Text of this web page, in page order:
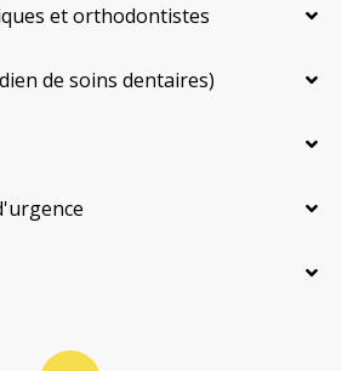
et orthodontistes
de soins dentaires)